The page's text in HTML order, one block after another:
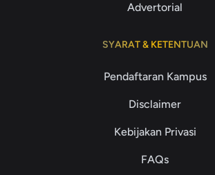
Advertorial
SYARAT & KETENTUAN
Pendaftaran Kampus
Disclaimer
Kebijakan Privasi
FAQs